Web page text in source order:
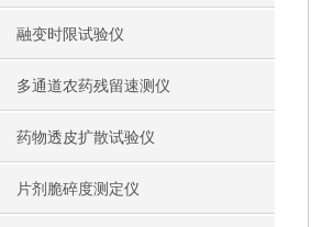
融变时限试验仪
多通道农药残留速测仪
药物透皮扩散试验仪
片剂脆碎度测定仪